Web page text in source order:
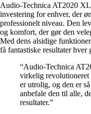
Audio-Technica AT2020
investering for enhver, der
professionelt niveau. Den
og komfort, der gør den
Med dens alsidige
få fantastiske resultater
“Audio-Technica
virkelig revolutioneret
er utrolig, og den er
anbefale den til alle,
resultater.”